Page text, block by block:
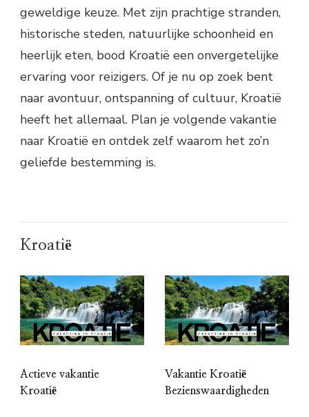
geweldige keuze. Met zijn prachtige stranden,
historische steden, natuurlijke schoonheid en
heerlijk eten, bood Kroatië een onvergetelijke
ervaring voor reizigers. Of je nu op zoek bent
naar avontuur, ontspanning of cultuur, Kroatië
heeft het allemaal. Plan je volgende vakantie
naar Kroatië en ontdek zelf waarom het zo’n
geliefde bestemming is.
Kroatië
Actieve vakantie
Kroatië
Vakantie Kroatië
Bezienswaardigheden